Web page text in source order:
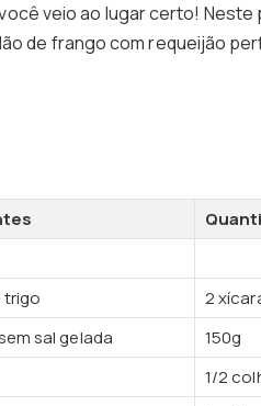
veio ao lugar certo!
de frango com requeijão
trigo
2
sal gelada
150g
1/2